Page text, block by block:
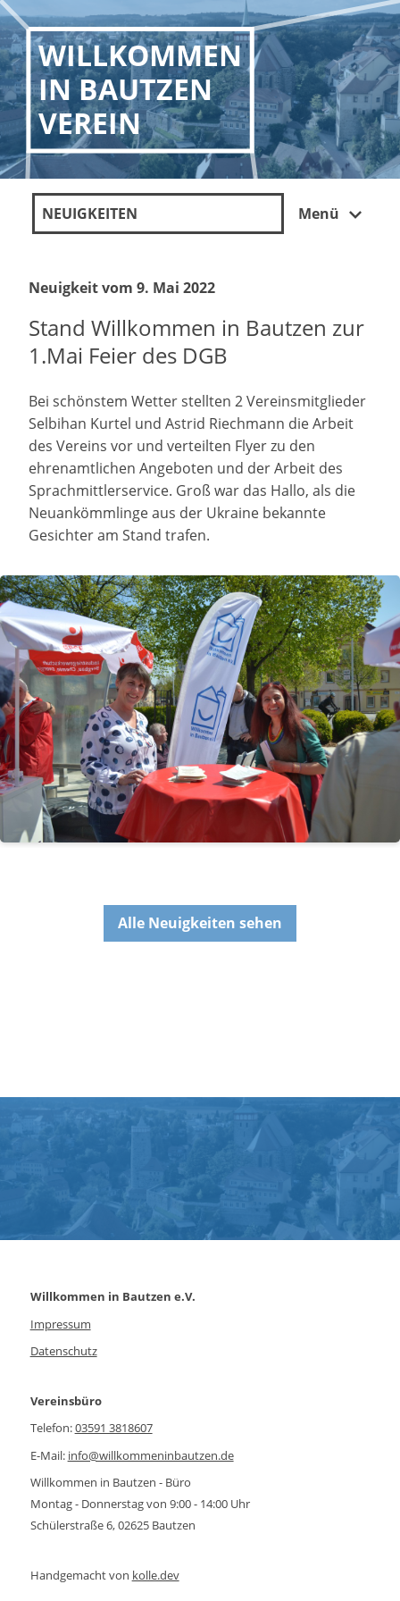
WILLKOMMEN
IN BAUTZEN
VEREIN
NEUIGKEITEN Menü
Neuigkeit vom 9. Mai 2022
Stand Willkommen in Bautzen zur
1.Mai Feier des DGB
Bei schönstem Wetter stellten 2 Vereinsmitglieder
Selbihan Kurtel und Astrid Riechmann die Arbeit
des Vereins vor und verteilten Flyer zu den
ehrenamtlichen Angeboten und der Arbeit des
Sprachmittlerservice. Groß war das Hallo, als die
Neuankömmlinge aus der Ukraine bekannte
Gesichter am Stand trafen.
Alle Neuigkeiten sehen
Willkommen in Bautzen e.V.
Impressum
Datenschutz
Vereinsbüro
Telefon:03591 3818607
E-Mail: info@willkommeninbautzen.de
Willkommen in Bautzen - Büro
Montag - Donnerstag von 9:00 - 14:00 Uhr
Schülerstraße 6, 02625 Bautzen
Handgemacht von kolle.dev